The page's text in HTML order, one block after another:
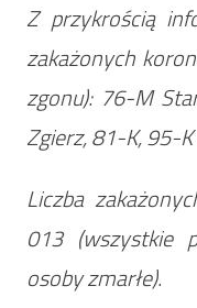
Z przykrością
zakażonych
zgonu): 76-M
Zgierz, 81-K, 95-K
Liczba
013 (wszystkie
osoby zmarłe).